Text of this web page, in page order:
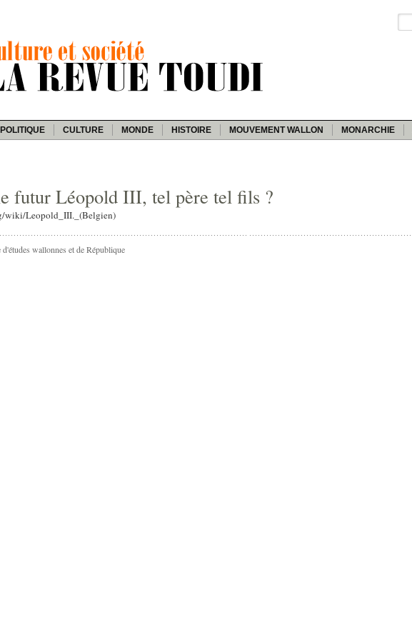
POLITIQUE CULTURE MONDE HISTOIRE MOUVEMENT WALLON MONARCHIE
futur Léopold III, tel père tel fils ?
wiki/Leopold_III._(Belgien)
wallonnes et de République